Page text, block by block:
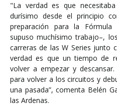
"La verdad es que
durísimo desde el principio
preparación para la Fórmula
supuso muchísimo trabajo–,
carreras de las W Series junto
verdad es que un tiempo de
volver a empezar y
para volver a los circuitos y
una pasada”, comenta Belén
las Ardenas.